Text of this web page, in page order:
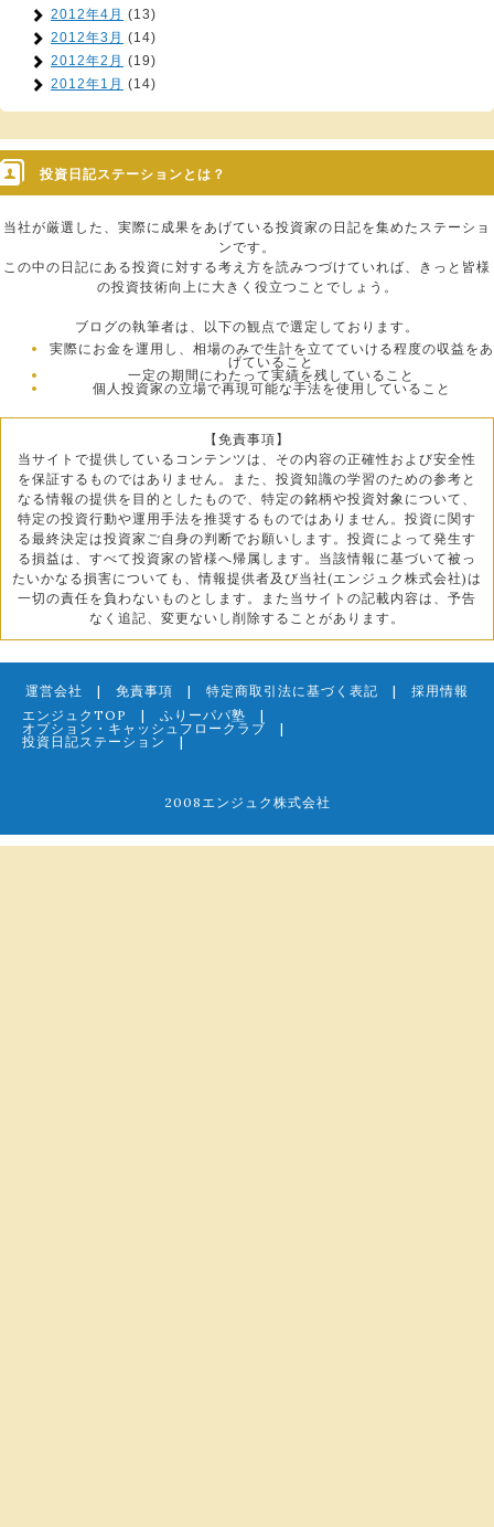
2012年4月 (13)
2012年3月 (14)
2012年2月 (19)
2012年1月 (14)
投資日記ステーションとは？
当社が厳選した、実際に成果をあげている投資家の日記を集めたステーショ
ンです。
この中の日記にある投資に対する考え方を読みつづけていれば、きっと皆様
の投資技術向上に大きく役立つことでしょう。
ブログの執筆者は、以下の観点で選定しております。
実際にお金を運用し、相場のみで生計を立てていける程度の収益をあ
げていること
一定の期間にわたって実績を残していること
個人投資家の立場で再現可能な手法を使用していること
【免責事項】
当サイトで提供しているコンテンツは、その内容の正確性および安全性
を保証するものではありません。また、投資知識の学習のための参考と
なる情報の提供を目的としたもので、特定の銘柄や投資対象について、
特定の投資行動や運用手法を推奨するものではありません。投資に関す
る最終決定は投資家ご自身の判断でお願いします。投資によって発生す
る損益は、すべて投資家の皆様へ帰属します。当該情報に基づいて被っ
たいかなる損害についても、情報提供者及び当社(エンジュク株式会社)は
一切の責任を負わないものとします。また当サイトの記載内容は、予告
なく追記、変更ないし削除することがあります。
運営会社 | 免責事項 | 特定商取引法に基づく表記 | 採用情報
エンジュクTOP
| ふりーパパ塾 |
オプション・キャッシュフロークラブ |
投資日記ステーション
|
2008エンジュク株式会社